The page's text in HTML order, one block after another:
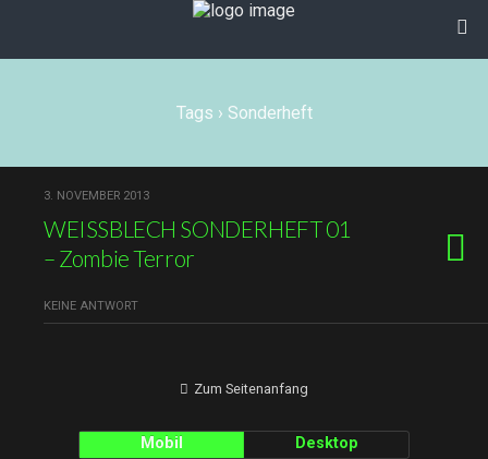
Tags › Sonderheft
3. NOVEMBER 2013
WEISSBLECH SONDERHEFT 01
– Zombie Terror
KEINE ANTWORT
Zum Seitenanfang
Mobil Desktop